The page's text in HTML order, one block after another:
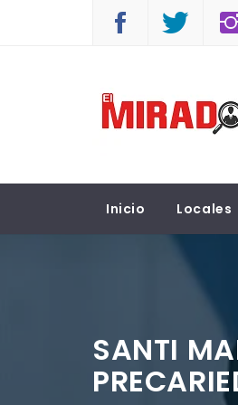
EL
Inicio Locales
SANTI